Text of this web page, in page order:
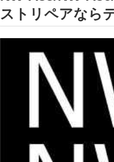
ストリペアなら